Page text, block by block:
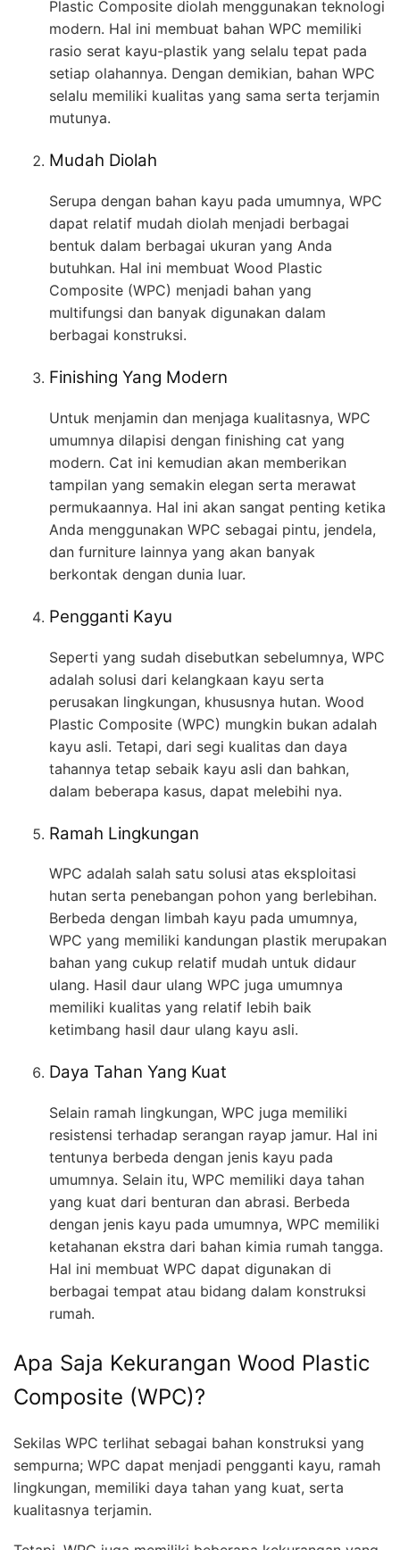
Plastic Composite diolah menggunakan teknologi
modern. Hal ini membuat bahan WPC memiliki
rasio serat kayu-plastik yang selalu tepat pada
setiap olahannya. Dengan demikian, bahan WPC
selalu memiliki kualitas yang sama serta terjamin
mutunya.
Mudah Diolah
Serupa dengan bahan kayu pada umumnya, WPC
dapat relatif mudah diolah menjadi berbagai
bentuk dalam berbagai ukuran yang Anda
butuhkan. Hal ini membuat Wood Plastic
Composite (WPC) menjadi bahan yang
multifungsi dan banyak digunakan dalam
berbagai konstruksi.
Finishing Yang Modern
Untuk menjamin dan menjaga kualitasnya, WPC
umumnya dilapisi dengan finishing cat yang
modern. Cat ini kemudian akan memberikan
tampilan yang semakin elegan serta merawat
permukaannya. Hal ini akan sangat penting ketika
Anda menggunakan WPC sebagai pintu, jendela,
dan furniture lainnya yang akan banyak
berkontak dengan dunia luar.
Pengganti Kayu
Seperti yang sudah disebutkan sebelumnya, WPC
adalah solusi dari kelangkaan kayu serta
perusakan lingkungan, khususnya hutan. Wood
Plastic Composite (WPC) mungkin bukan adalah
kayu asli. Tetapi, dari segi kualitas dan daya
tahannya tetap sebaik kayu asli dan bahkan,
dalam beberapa kasus, dapat melebihi nya.
Ramah Lingkungan
WPC adalah salah satu solusi atas eksploitasi
hutan serta penebangan pohon yang berlebihan.
Berbeda dengan limbah kayu pada umumnya,
WPC yang memiliki kandungan plastik merupakan
bahan yang cukup relatif mudah untuk didaur
ulang. Hasil daur ulang WPC juga umumnya
memiliki kualitas yang relatif lebih baik
ketimbang hasil daur ulang kayu asli.
Daya Tahan Yang Kuat
Selain ramah lingkungan, WPC juga memiliki
resistensi terhadap serangan rayap jamur. Hal ini
tentunya berbeda dengan jenis kayu pada
umumnya. Selain itu, WPC memiliki daya tahan
yang kuat dari benturan dan abrasi. Berbeda
dengan jenis kayu pada umumnya, WPC memiliki
ketahanan ekstra dari bahan kimia rumah tangga.
Hal ini membuat WPC dapat digunakan di
berbagai tempat atau bidang dalam konstruksi
rumah.
Apa Saja Kekurangan Wood Plastic
Composite (WPC)?
Sekilas WPC terlihat sebagai bahan konstruksi yang
sempurna; WPC dapat menjadi pengganti kayu, ramah
lingkungan, memiliki daya tahan yang kuat, serta
kualitasnya terjamin.